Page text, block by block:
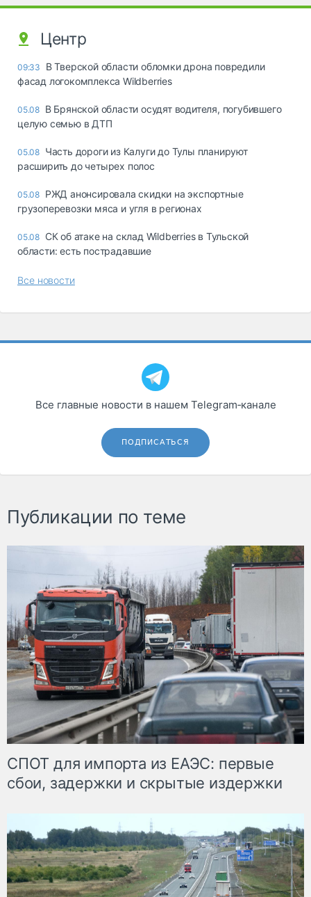
Центр
09:33
В Тверской области обломки дрона повредили
фасад логокомплекса Wildberries
05.08 В Брянской области осудят водителя, погубившего
целую семью в ДТП
05.08 Часть дороги из Калуги до Тулы планируют
расширить до четырех полос
05.08 РЖД анонсировала скидки на экспортные
грузоперевозки мяса и угля в регионах
05.08 СК об атаке на склад Wildberries в Тульской
области: есть пострадавшие
Все новости
Все главные новости в нашем Telegram‑канале
ПОДПИСАТЬСЯ
Публикации по теме
СПОТ для импорта из ЕАЭС: первые
сбои, задержки и скрытые издержки